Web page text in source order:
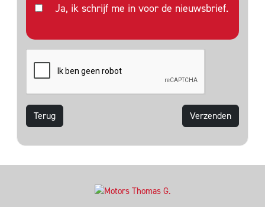
Ja, ik schrijf me in voor de nieuwsbrief.
Terug